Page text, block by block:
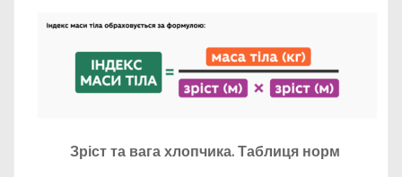
Зріст та вагахлопчика. Таблиця норм